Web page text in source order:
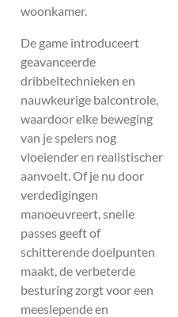
woonkamer.
De game introduceert
geavanceerde
dribbeltechnieken en
nauwkeurige balcontrole,
waardoor elke beweging
van je spelers nog
vloeiender en realistischer
aanvoelt. Of je nu door
verdedigingen
manoeuvreert, snelle
passes geeft of
schitterende doelpunten
maakt, de verbeterde
besturing zorgt voor een
meeslepende en